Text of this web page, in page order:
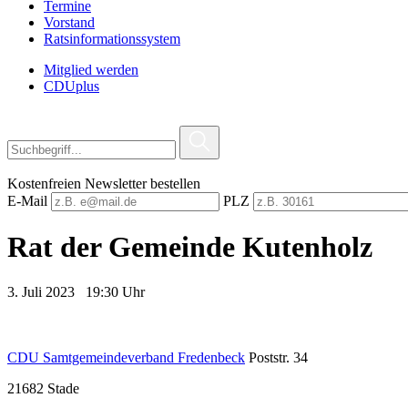
Termine
Vorstand
Ratsinformationssystem
Mitglied werden
CDUplus
Kostenfreien Newsletter bestellen
E-Mail
PLZ
Rat der Gemeinde Kutenholz
3. Juli 2023 19:30 Uhr
CDU Samtgemeindeverband Fredenbeck Poststr. 34
21682 Stade